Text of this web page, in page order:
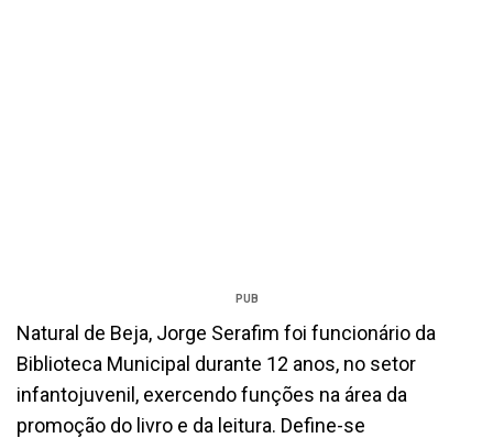
PUB
Natural de Beja, Jorge Serafim foi funcionário da
Biblioteca Municipal durante 12 anos, no setor
infantojuvenil, exercendo funções na área da
promoção do livro e da leitura. Define-se